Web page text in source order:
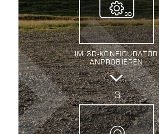
IM 3D-KONFIGURATOR
ANPROBIEREN